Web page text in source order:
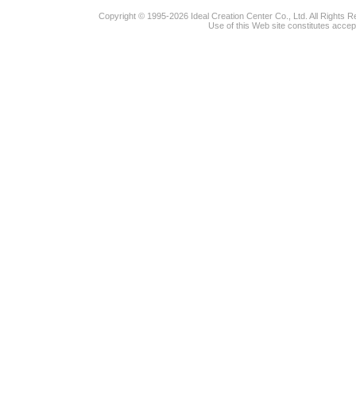
Copyright © 1995-2026 Ideal Creation Center Co., Ltd. All Rights
Use of this Web site constitutes